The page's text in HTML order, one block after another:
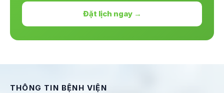
Đặt lịch ngay →
THÔNG TIN BỆNH VIỆN